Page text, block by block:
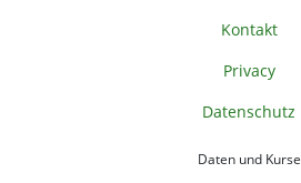
Kontakt
Privacy
Datenschutz
Daten und Kurse